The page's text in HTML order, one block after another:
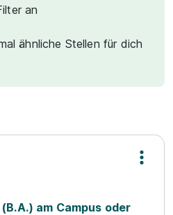
an
ähnliche Stellen für dich
am Campus oder